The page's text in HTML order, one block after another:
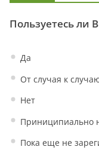
Пользуетесь ли
Да
От случая к
Нет
Приниципиально
Пока еще не